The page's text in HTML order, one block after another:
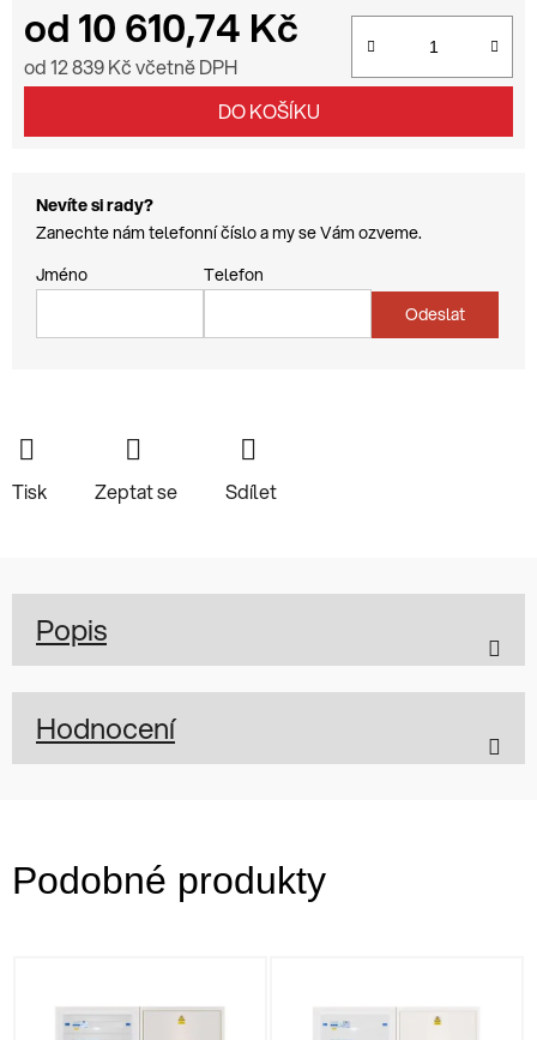
od10 610,74 Kč
od12 839 Kčvčetně DPH
DO KOŠÍKU
Nevíte si rady?
Zanechte nám telefonní číslo a my se Vám ozveme.
Jméno
Telefon
Odeslat
Tisk Zeptat se Sdílet
Popis
Hodnocení
Podobné produkty